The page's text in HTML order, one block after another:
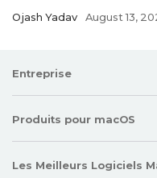
Ojash Yadav August 13,
Entreprise
Produits pour macOS
Les Meilleurs Logiciels